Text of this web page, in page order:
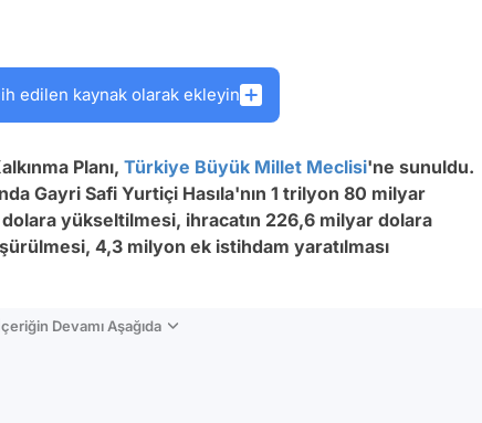
edilen kaynak olarak ekleyin
Planı, Türkiye Büyük Millet Meclisi'ne sunuldu.
Gayri Safi Yurtiçi Hasıla'nın 1 trilyon 80 milyar
yükseltilmesi, ihracatın 226,6 milyar dolara
4,3 milyon ek istihdam yaratılması
Devamı Aşağıda